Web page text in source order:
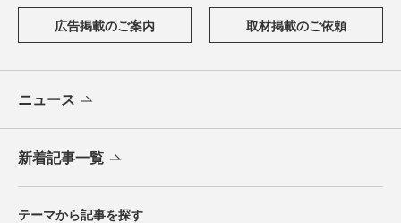
広告掲載のご案内 取材掲載のご依頼
ニュース
新着記事一覧
テーマから記事を探す